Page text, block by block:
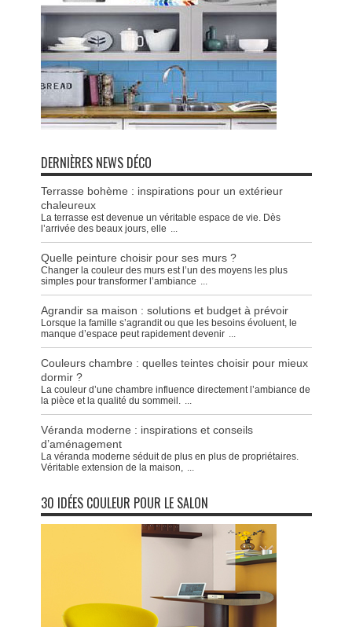
DERNIÈRES NEWS DÉCO
Terrasse bohème : inspirations pour un extérieur
chaleureux
La terrasse est devenue un véritable espace de vie. Dès
l’arrivée des beaux jours, elle
Quelle peinture choisir pour ses murs ?
Changer la couleur des murs est l’un des moyens les plus
simples pour transformer l’ambiance
Agrandir sa maison : solutions et budget à prévoir
Lorsque la famille s’agrandit ou que les besoins évoluent, le
manque d’espace peut rapidement devenir
Couleurs chambre : quelles teintes choisir pour mieux
dormir ?
La couleur d’une chambre influence directement l’ambiance de
la pièce et la qualité du sommeil.
Véranda moderne : inspirations et conseils
d’aménagement
La véranda moderne séduit de plus en plus de propriétaires.
Véritable extension de la maison,
30 IDÉES COULEUR POUR LE SALON